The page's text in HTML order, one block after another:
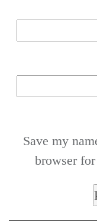
Save my
browser